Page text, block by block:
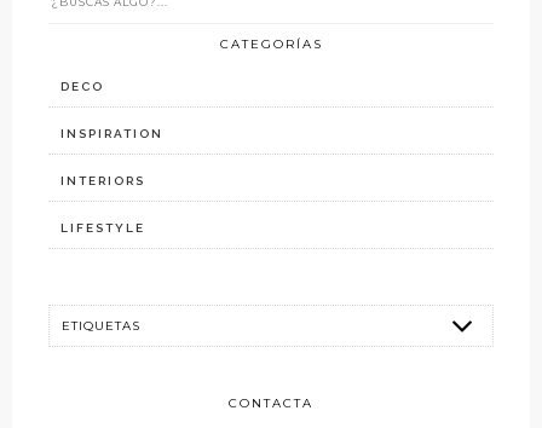
CATEGORÍAS
DECO
INSPIRATION
INTERIORS
LIFESTYLE
CONTACTA